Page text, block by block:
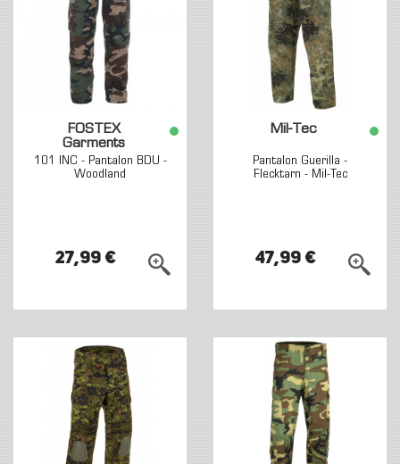
FOSTEX
Garments
101 INC - Pantalon BDU -
Woodland
27,99 €
Mil-Tec
Pantalon Guerilla -
Flecktarn - Mil-Tec
47,99 €